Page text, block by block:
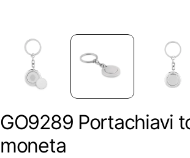
GO9289 Portachiavi
moneta